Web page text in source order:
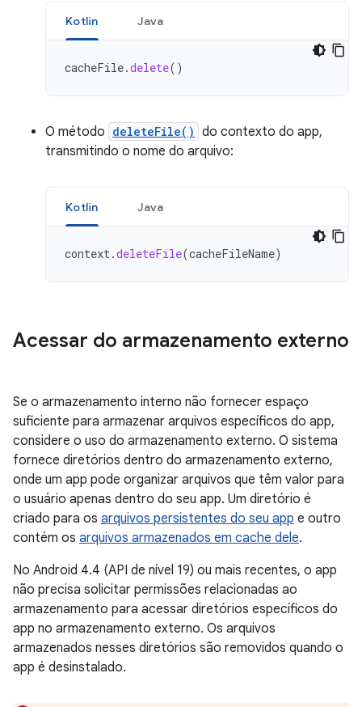
Kotlin Java
cacheFile.delete()
O método deleteFile() do contexto do app,
transmitindo o nome do arquivo:
Kotlin Java
context.deleteFile(cacheFileName)
Acessar do armazenamento externo
Se o armazenamento interno não fornecer espaço
suficiente para armazenar arquivos específicos do app,
considere o uso do armazenamento externo. O sistema
fornece diretórios dentro do armazenamento externo,
onde um app pode organizar arquivos que têm valor para
o usuário apenas dentro do seu app. Um diretório é
criado para os arquivos persistentes do seu app e outro
contém os arquivos armazenados em cache dele.
No Android 4.4 (API de nível 19) ou mais recentes, o app
não precisa solicitar permissões relacionadas ao
armazenamento para acessar diretórios específicos do
app no armazenamento externo. Os arquivos
armazenados nesses diretórios são removidos quando o
app é desinstalado.